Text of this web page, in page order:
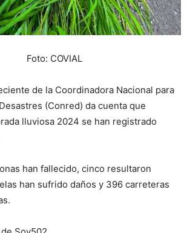
Foto: COVIAL
de la Coordinadora Nacional para
(Conred) da cuenta que
lluviosa 2024 se han registrado
han fallecido, cinco resultaron
han sufrido daños y 396 carreteras